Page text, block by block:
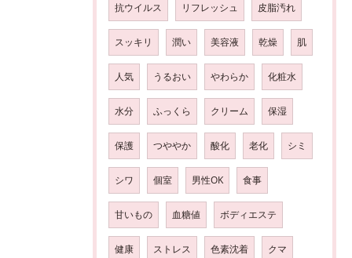
抗ウイルス リフレッシュ 皮脂汚れ
スッキリ 潤い 美容液 乾燥 肌
人気 うるおい やわらか 化粧水
水分 ふっくら クリーム 保湿
保護 つややか 酸化 老化 シミ
シワ 個室 男性OK 食事
甘いもの 血糖値 ボディエステ
健康 ストレス 色素沈着 クマ